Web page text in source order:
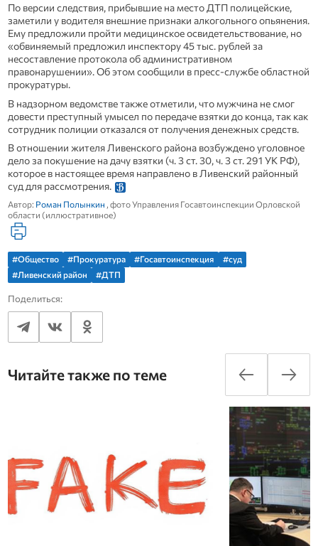
По версии следствия, прибывшие на место ДТП полицейские,
заметили у водителя внешние признаки алкогольного опьянения.
Ему предложили пройти медицинское освидетельствование, но
«обвиняемый предложил инспектору 45 тыс. рублей за
несоставление протокола об административном
правонарушении». Об этом сообщили в пресс-службе областной
прокуратуры.
В надзорном ведомстве также отметили, что мужчина не смог
довести преступный умысел по передаче взятки до конца, так как
сотрудник полиции отказался от получения денежных средств.
В отношении жителя Ливенского района возбуждено уголовное
дело за покушение на дачу взятки (ч. 3 ст. 30, ч. 3 ст. 291 УК РФ),
которое в настоящее время направлено в Ливенский районный
суд для рассмотрения.
Автор: Роман Полынкин , фото Управления Госавтоинспекции Орловской
области (иллюстративное)
#Общество #Прокуратура #Госавтоинспекция
#суд
#Ливенский район
#ДТП
Поделиться:
Читайте также по теме